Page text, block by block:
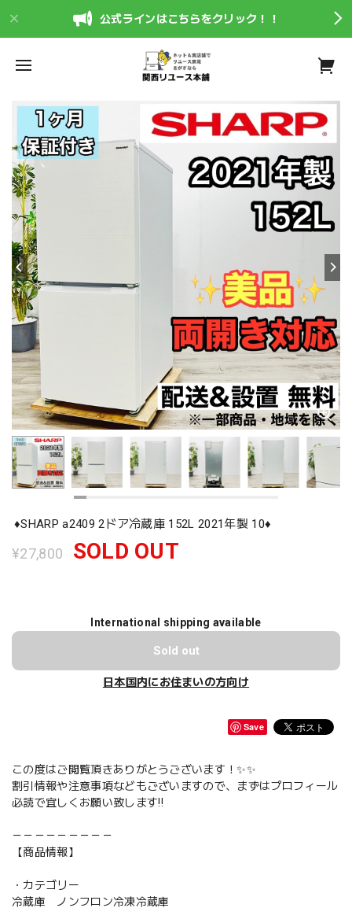
公式ラインはこちらをクリック！！
♦️SHARP a2409 2ドア冷蔵庫 152L 2021年製 10♦️
¥27,800 SOLD OUT
International shipping available
Sold out
日本国内にお住まいの方向け
Save
この度はご閲覧頂きありがとうございます！✨✨
割引情報や注意事項などもございますので、まずはプロフィール
必読で宜しくお願い致します‼️
－－－－－－－－－
【商品情報】
・カテゴリー
冷蔵庫 ノンフロン冷凍冷蔵庫